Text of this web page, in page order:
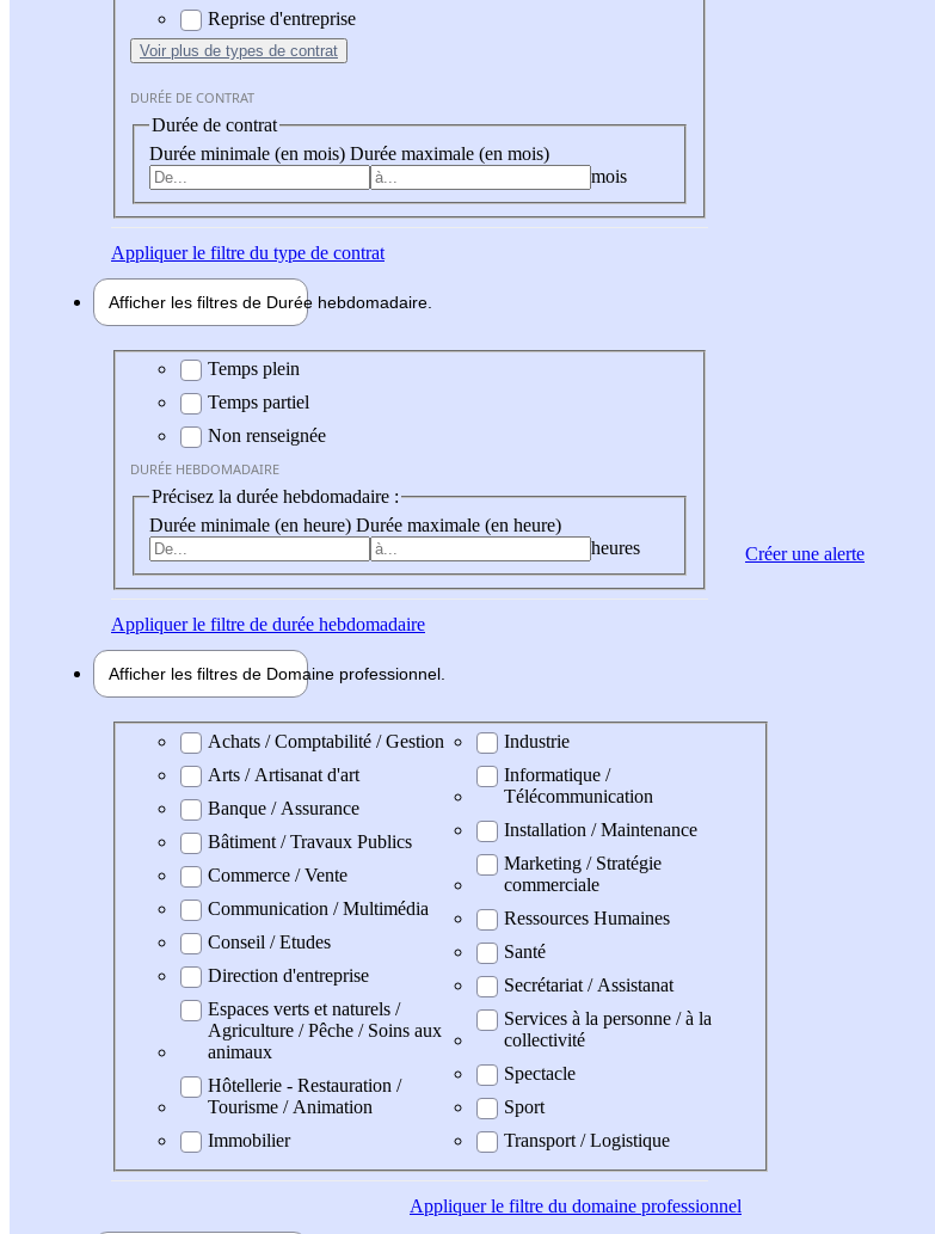
Reprise d'entreprise
Voir plus de types de contrat
DURÉE DE CONTRAT
Durée de contrat
Durée minimale (en mois) Durée maximale (en mois)
mois
Appliquerle filtre du type de contrat
Afficher les filtres de Durée hebdomadaire
Durée hebdomadaire
Temps plein
Temps partiel
Non renseignée
DURÉE HEBDOMADAIRE
Précisez la durée hebdomadaire :
Durée minimale (en heure) Durée maximale (en heure)
heures
Appliquerle filtre de durée hebdomadaire
Afficher les filtres de Domaine professionnel
Domaine professionel
Achats / Comptabilité / Gestion
Arts / Artisanat d'art
Banque / Assurance
Bâtiment / Travaux Publics
Commerce / Vente
Communication / Multimédia
Conseil / Etudes
Direction d'entreprise
Espaces verts et naturels /
Agriculture / Pêche / Soins aux
animaux
Hôtellerie - Restauration /
Tourisme / Animation
Immobilier
Industrie
Informatique /
Télécommunication
Installation / Maintenance
Marketing / Stratégie
commerciale
Ressources Humaines
Santé
Secrétariat / Assistanat
Services à la personne / à la
collectivité
Spectacle
Sport
Transport / Logistique
Appliquerle filtre du domaine professionnel
Créer une alerte